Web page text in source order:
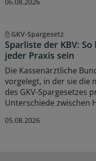
GKV-Spargesetz
Sparliste der KBV:
jeder Praxis sein
Die Kassenärztliche
vorgelegt, in der sie die
des GKV-Spargesetzes
Unterschiede zwischen
05.08.2026